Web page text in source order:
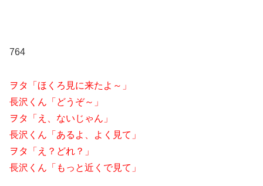
764
ヲタ「ほくろ見に来たよ～」
長沢くん「どうぞ～」
ヲタ「え、ないじゃん」
長沢くん「あるよ、よく見て」
ヲタ「え？どれ？」
長沢くん「もっと近くで見て」